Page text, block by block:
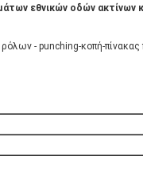
εθνικών οδών
- punching-κοπή-